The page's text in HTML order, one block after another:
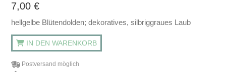
7,00€
hellgelbe Blütendolden; dekoratives, silbriggraues Laub
IN DEN WARENKORB
Postversand möglich